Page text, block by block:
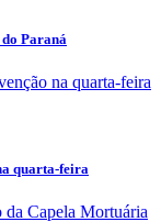
Paraná
quarta-feira